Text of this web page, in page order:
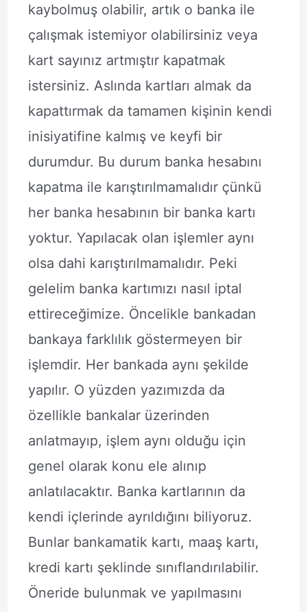
kaybolmuş olabilir, artık o banka ile
çalışmak istemiyor olabilirsiniz veya
kart sayınız artmıştır kapatmak
istersiniz. Aslında kartları almak da
kapattırmak da tamamen kişinin kendi
inisiyatifine kalmış ve keyfi bir
durumdur. Bu durum banka hesabını
kapatma ile karıştırılmamalıdır çünkü
her banka hesabının bir banka kartı
yoktur. Yapılacak olan işlemler aynı
olsa dahi karıştırılmamalıdır. Peki
gelelim banka kartımızı nasıl iptal
ettireceğimize. Öncelikle bankadan
bankaya farklılık göstermeyen bir
işlemdir. Her bankada aynı şekilde
yapılır. O yüzden yazımızda da
özellikle bankalar üzerinden
anlatmayıp, işlem aynı olduğu için
genel olarak konu ele alınıp
anlatılacaktır. Banka kartlarının da
kendi içlerinde ayrıldığını biliyoruz.
Bunlar bankamatik kartı, maaş kartı,
kredi kartı şeklinde sınıflandırılabilir.
Öneride bulunmak ve yapılmasını